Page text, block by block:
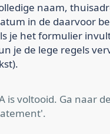
naam,
in de daarvoor
je het formulier
je de lege regels
is voltooid. Ga naar